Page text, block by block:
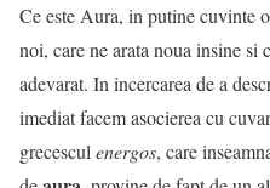
Ce este Aura, in putine cuvinte
noi, care ne arata noua insine si
adevarat. In incercarea de a
imediat facem asocierea cu
grecescul energos, care